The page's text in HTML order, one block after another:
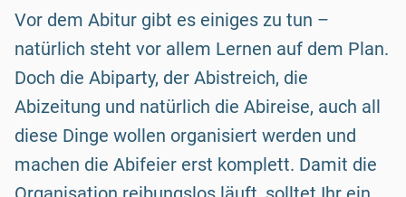
Vor dem Abitur gibt es einiges zu tun –
natürlich steht vor allem Lernen auf dem Plan.
Doch die Abiparty, der Abistreich, die
Abizeitung und natürlich die Abireise, auch all
diese Dinge wollen organisiert werden und
machen die Abifeier erst komplett. Damit die